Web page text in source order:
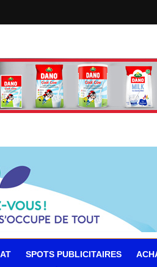
SPOTS PUBLICITAIRES